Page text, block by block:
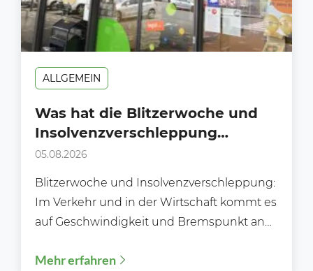
ALLGEMEIN
Was hat die Blitzerwoche und
Insolvenzverschleppung
gemeinsam?
05.08.2026
Blitzerwoche und Insolvenzverschleppung:
Im Verkehr und in der Wirtschaft kommt es
auf Geschwindigkeit und Bremspunkt an
Mehr erfahren